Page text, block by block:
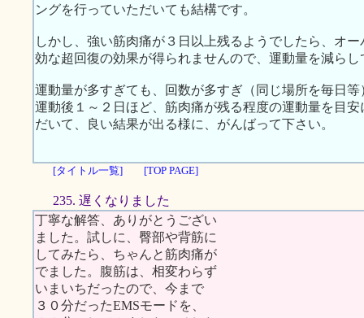
ングを行っていただいても結構です。
しかし、強い筋肉痛が３日以上残るようでしたら、オ
効な超回復の効果が得られませんので、運動量を減らし
運動量が多すぎても、回数が多すぎ（同じ場所を毎日
運動後１～２日ほど、筋肉痛が残る程度の運動量を目
だいて、良い結果が出る様に、がんばって下さい。
[タイトル一覧] [TOP PAGE]
235. 遅くなりました
丁寧な解答、ありがとうござい
ました。試しに、臀部や背筋に
してみたら、ちゃんと筋肉痛が
でました。腹筋は、相変わらず
いまいちだったので、今まで
３０分だったEMSモードを、